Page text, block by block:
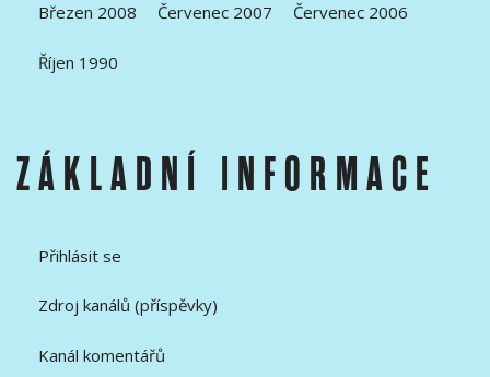
Březen 2008 Červenec 2007 Červenec 2006
Říjen 1990
ZÁKLADNÍ INFORMACE
Přihlásit se
Zdroj kanálů (příspěvky)
Kanál komentářů